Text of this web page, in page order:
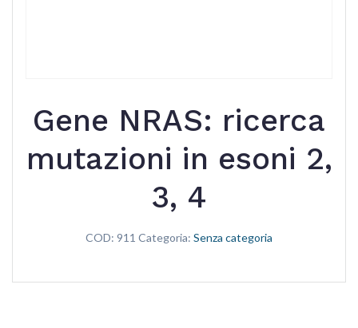
Gene NRAS: ricerca
mutazioni in esoni 2,
3, 4
COD: 911 Categoria: Senza categoria